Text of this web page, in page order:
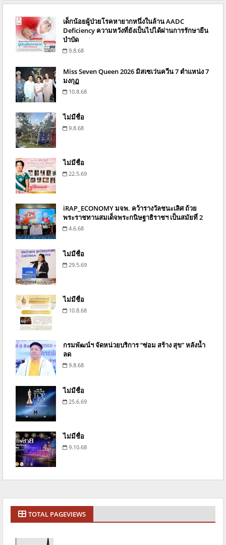
เด็กน้อยผู้ป่วยโรคหายากหนึ่งในล้าน AADC
Deficiency ความหวังที่ยังเป็นไปได้ผ่านการรักษายีน
บำบัด
9.8.68
Miss Seven Queen 2026 มิสเซเว่นควีน 7 ตำแหน่ง 7
มงกุฏ
10.8.68
ไม่มีชื่อ
9.8.68
ไม่มีชื่อ
22.5.69
iRAP_ECONOMY มจพ. คว้ารางวัลชนะเลิศ ถ้วย
พระราชทานสมเด็จพระกนิษฐาธิราชฯ เป็นสมัยที่ 2
4.6.68
ไม่มีชื่อ
29.5.69
ไม่มีชื่อ
10.8.68
กรมพัฒน์ฯ จัดหน่วยบริการ “ซ่อม สร้าง สุข” หลังน้ำ
ลด
9.8.68
ไม่มีชื่อ
25.6.69
ไม่มีชื่อ
9.10.68
TOTAL PAGEVIEWS